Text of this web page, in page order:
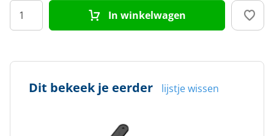
In winkelwagen
Dit bekeek je eerder lijstje wissen